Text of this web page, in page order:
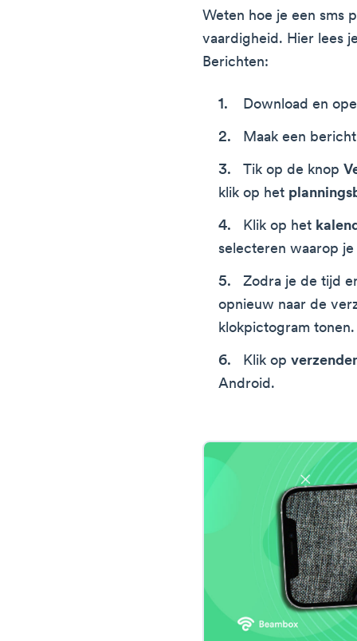
Weten hoe je een sms
vaardigheid. Hier lees
Berichten:
Download en
Maak een
Tik op de knop
klik op het
Klik op het
selecteren waarop
Zodra je de tijd
opnieuw naar de
klokpictogram tonen.
Klik op
Android.